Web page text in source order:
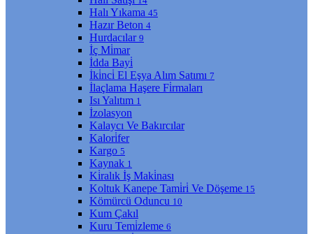
Halı Yıkama 45
Hazır Beton 4
Hurdacılar 9
İç Mi̇mar
İdda Bayi̇
İki̇nci̇ El Eşya Alım Satımı 7
İlaçlama Haşere Fi̇rmaları
Isı Yalıtım 1
İzolasyon
Kalaycı Ve Bakırcılar
Kalori̇fer
Kargo 5
Kaynak 1
Ki̇ralık İş Maki̇nası
Koltuk Kanepe Tami̇ri̇ Ve Döşeme 15
Kömürcü Oduncu 10
Kum Çakıl
Kuru Temi̇zleme 6